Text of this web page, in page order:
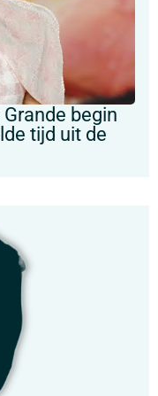
begin
tijd uit de